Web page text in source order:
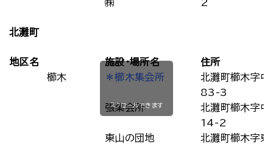
㈱
2
北灘町
地区名 施設・場所名
住所
櫛木
＊櫛木集会所
北灘町櫛木字中
83-3
張集会所
北灘町櫛木字中
14-2
東山の団地
北灘町櫛木字東
スクロールできます